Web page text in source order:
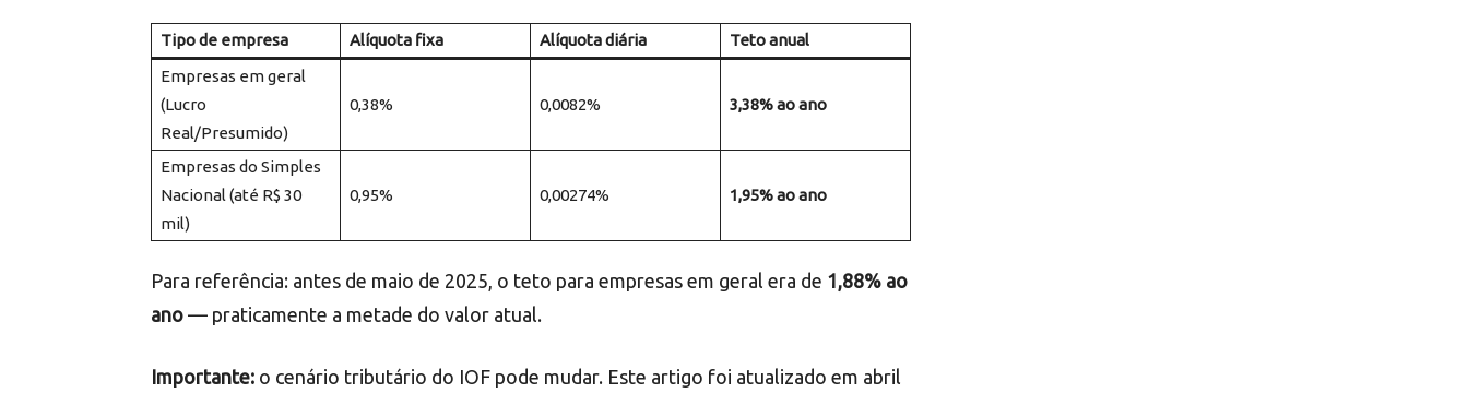
Tipo de empresa Alíquota fixa Alíquota diária
Teto anual
Empresas em geral
(Lucro
Real/Presumido)
0,38% 0,0082% 3,38% ao ano
Empresas do Simples
Nacional (até R$ 30
mil)
0,95% 0,00274% 1,95% ao ano
Para referência: antes de maio de 2025, o teto para empresas em geral era de 1,88% ao
ano — praticamente a metade do valor atual.
Importante: o cenário tributário do IOF pode mudar. Este artigo foi atualizado em abril